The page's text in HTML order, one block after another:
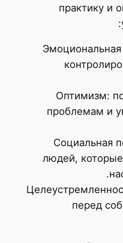
практику и
Оптимизм:
проблемам и
Социальная
людей,
перед